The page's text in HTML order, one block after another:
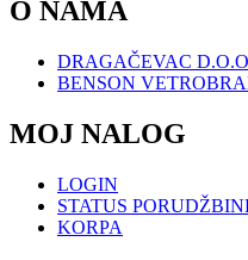
O NAMA
DRAGAČEVAC
BENSON
MOJ NALOG
LOGIN
STATUS
KORPA